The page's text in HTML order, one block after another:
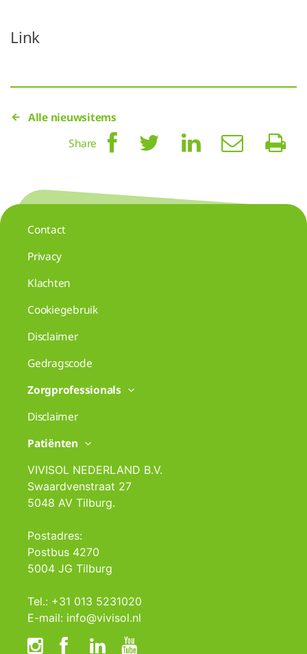
Link
Alle nieuwsitems
Share
Contact
Privacy
Klachten
Cookiegebruik
Disclaimer
Gedragscode
Zorgprofessionals
Disclaimer
Patiënten
VIVISOL NEDERLAND B.V.
Swaardvenstraat 27
5048 AV Tilburg.
Postadres:
Postbus 4270
5004 JG Tilburg
Tel.: +31 013 5231020
E-mail: info@vivisol.nl